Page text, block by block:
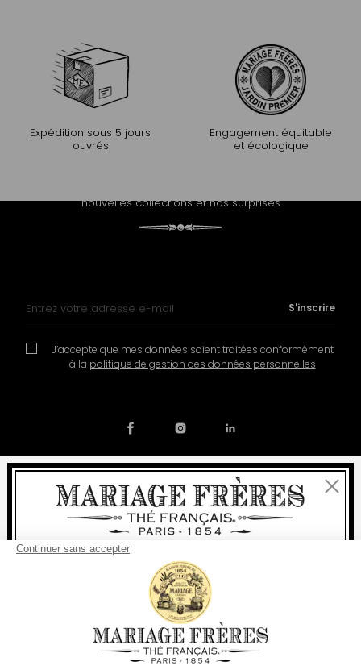
Expédition sous 5 jours
ouvrés
Engagement équitable
et écologique
nouvelles collections et nos surprises
J’accepte que mes données soient traitées conformément
à la politique de gestion des données personnelles
S'inscrire
Notre histoire
Mentions légales
Devenir partenaire
Préférences en matière de cookies
© COPYRIGHT 2026 / MARIAGE FRERES
Fermer
Bienvenue
Pour tout achat, lalivraisonrapide est
à partir de 60 € en France Métropolitaine
à partir de 150 €pour le reste du monde
Votre pays de livraison est défini surEtats-Unis